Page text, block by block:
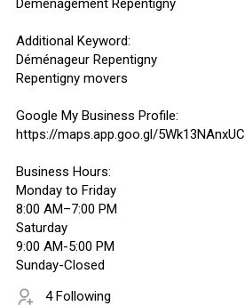
Déménagement Repentigny
Additional Keyword:
Déménageur Repentigny
Repentigny movers
Google My Business Profile:
https://maps.app.goo.gl/
Business Hours:
Monday to Friday
8:00 AM–7:00 PM
Saturday
9:00 AM-5:00 PM
Sunday-Closed
4 Following